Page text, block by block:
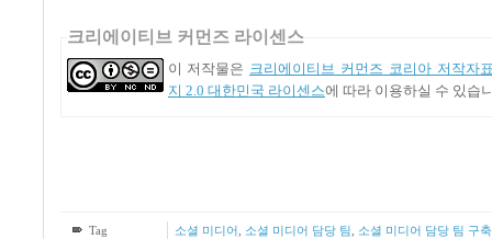
크리에이티브 커먼즈 라이센스
이 저작물은 크리에이티브 커먼즈 코리아 저작자
지 2.0 대한민국 라이센스에 따라 이용하실 수 있습
Tag 소셜 미디어 소셜 미디어 담당 팀 소셜 미디어 담당 팀 구축